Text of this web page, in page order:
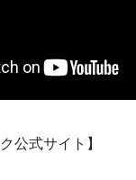
公式サイト】